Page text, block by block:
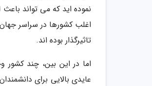
نموده اید که می تواند
اغلب کشورها در سراسر
تاثیرگذار بوده اند.
اما در این بین، چند کشور
عایدی بالایی برای